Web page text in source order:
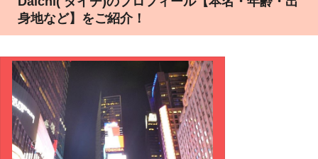
身地など】をご紹介！